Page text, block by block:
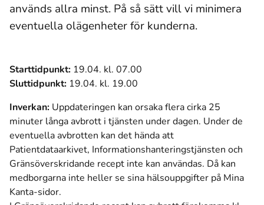
används allra minst. På så sätt vill vi minimera
eventuella olägenheter för kunderna.
Starttidpunkt: 19.04. kl. 07.00
Sluttidpunkt: 19.04. kl. 19.00
Inverkan: Uppdateringen kan orsaka flera cirka 25
minuter långa avbrott i tjänsten under dagen. Under de
eventuella avbrotten kan det hända att
Patientdataarkivet, Informationshanteringstjänsten och
Gränsöverskridande recept inte kan användas. Då kan
medborgarna inte heller se sina hälsouppgifter på Mina
Kanta-sidor.